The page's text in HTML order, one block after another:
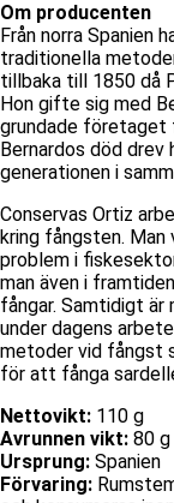
Om producenten
Från norra Spanien
traditionella
tillbaka till 1850 då
Hon gifte sig med
grundade företaget
Bernardos död
generationen i
Conservas Ortiz
kring fångsten.
problem i
man även i
fångar. Samtidigt är
under dagens
metoder vid fångst
för att fånga
Nettovikt: 110 g
Avrunnen vikt: 80 g
Ursprung: Spanien
Förvaring: